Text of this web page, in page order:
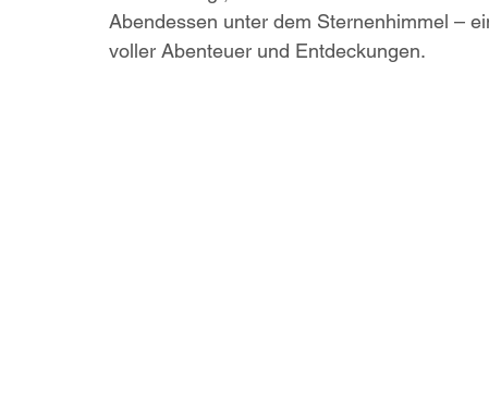
Abendessen unter dem Sternenhimmel –
voller Abenteuer und Entdeckungen.